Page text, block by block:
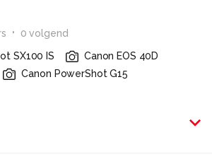
s 0 volgend
SX100 IS
Canon EOS 40D
Canon PowerShot G15